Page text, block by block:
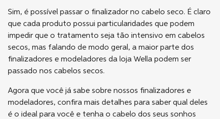
Sim, é possível passar o finalizador no cabelo seco. É claro
que cada produto possui particularidades que podem
impedir que o tratamento seja tão intensivo em cabelos
secos, mas falando de modo geral, a maior parte dos
finalizadores e modeladores da loja Wella podem ser
passado nos cabelos secos.
Agora que você já sabe sobre nossos finalizadores e
modeladores, confira mais detalhes para saber qual deles
é o ideal para você e tenha o cabelo dos seus sonhos